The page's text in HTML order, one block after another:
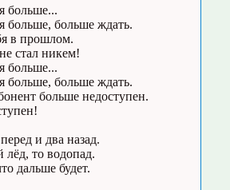
больше...
больше, больше ждать.
в прошлом.
стал никем!
больше...
больше, больше ждать.
больше недоступен.
и два назад.
лёд, то водопад.
дальше будет.